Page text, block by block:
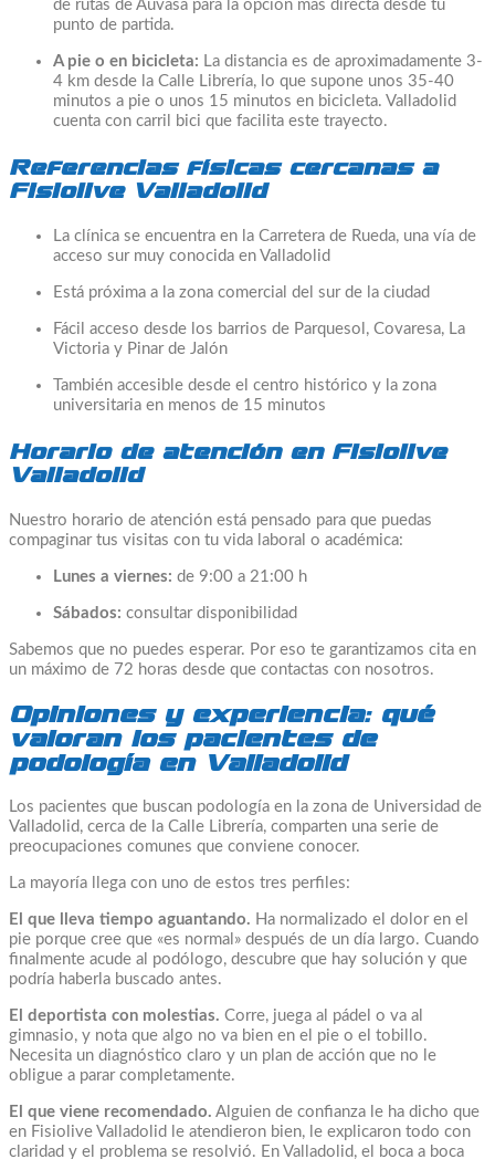
de rutas de Auvasa para la opción más directa desde tu
punto de partida.
A pie o en bicicleta: La distancia es de aproximadamente 3-
4 km desde la Calle Librería, lo que supone unos 35-40
minutos a pie o unos 15 minutos en bicicleta. Valladolid
cuenta con carril bici que facilita este trayecto.
Referencias físicas cercanas a
Fisiolive Valladolid
La clínica se encuentra en la Carretera de Rueda, una vía de
acceso sur muy conocida en Valladolid
Está próxima a la zona comercial del sur de la ciudad
Fácil acceso desde los barrios de Parquesol, Covaresa, La
Victoria y Pinar de Jalón
También accesible desde el centro histórico y la zona
universitaria en menos de 15 minutos
Horario de atención en Fisiolive
Valladolid
Nuestro horario de atención está pensado para que puedas
compaginar tus visitas con tu vida laboral o académica:
Lunes a viernes: de 9:00 a 21:00 h
Sábados: consultar disponibilidad
Sabemos que no puedes esperar. Por eso te garantizamos cita en
un máximo de 72 horas desde que contactas con nosotros.
Opiniones y experiencia: qué
valoran los pacientes de
podología en Valladolid
Los pacientes que buscan podología en la zona de Universidad de
Valladolid, cerca de la Calle Librería, comparten una serie de
preocupaciones comunes que conviene conocer.
La mayoría llega con uno de estos tres perfiles:
El que lleva tiempo aguantando. Ha normalizado el dolor en el
pie porque cree que «es normal» después de un día largo. Cuando
finalmente acude al podólogo, descubre que hay solución y que
podría haberla buscado antes.
El deportista con molestias. Corre, juega al pádel o va al
gimnasio, y nota que algo no va bien en el pie o el tobillo.
Necesita un diagnóstico claro y un plan de acción que no le
obligue a parar completamente.
El que viene recomendado. Alguien de confianza le ha dicho que
en Fisiolive Valladolid le atendieron bien, le explicaron todo con
claridad y el problema se resolvió. En Valladolid, el boca a boca